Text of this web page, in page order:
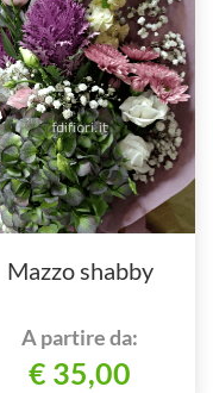
Mazzo shabby
A partire da:
€ 35,00